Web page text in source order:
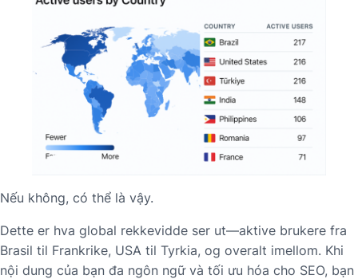
Nếu không, có thể là vậy.
Dette er hva global rekkevidde ser ut—aktive brukere fra
Brasil til Frankrike, USA til Tyrkia, og overalt imellom. Khi
nội dung của bạn đa ngôn ngữ và tối ưu hóa cho SEO, bạn